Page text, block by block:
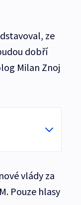
ze
dobří
Milan Znoj
vlády za
Pouze hlasy